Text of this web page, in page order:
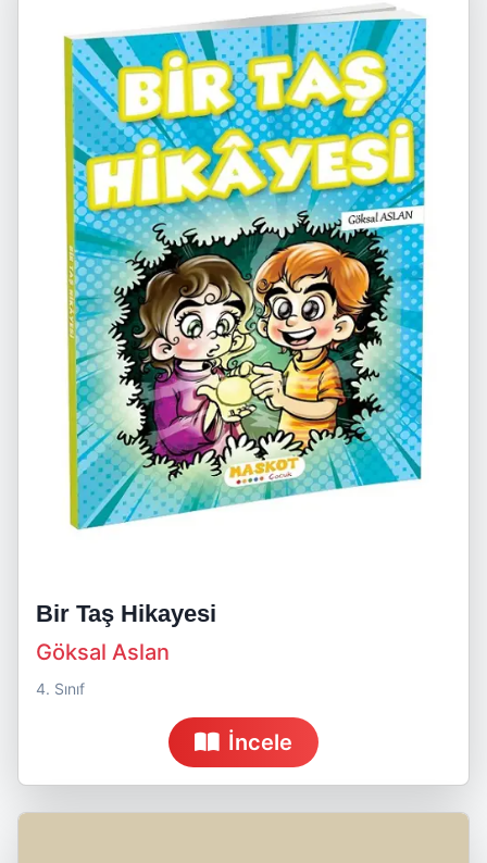
Bir Taş Hikayesi
Göksal Aslan
4. Sınıf
İncele